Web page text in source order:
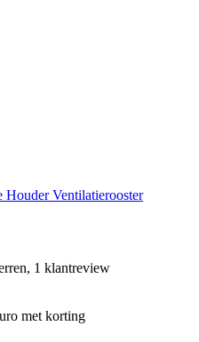
Houder Ventilatierooster
1 klantreview
met korting